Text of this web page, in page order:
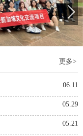
更多>
06.11
05.29
05.21